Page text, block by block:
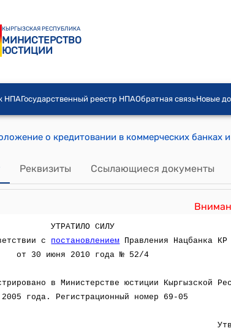
КЫРГЫЗСКАЯ РЕСПУБЛИКА
МИНИСТЕРСТВО
ЮСТИЦИИ
НПАГосударственный реестр НПАОбратная связьНовые
Реквизиты Ссылающиеся документы